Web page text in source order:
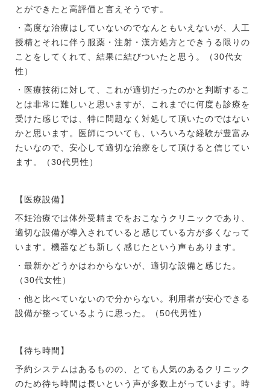
とができたと高評価と言えそうです。
・高度な治療はしていないのでなんともいえないが、人工
授精とそれに伴う服薬・注射・漢方処方とできうる限りの
ことをしてくれて、結果に結びついたと思う。（30代女
性）
・医療技術に対して、これが適切だったのかと判断するこ
とは非常に難しいと思いますが、これまでに何度も診療を
受けた感じでは、特に問題なく対処して頂いたのではない
かと思います。医師についても、いろいろな経験が豊富み
たいなので、安心して適切な治療をして頂けると信じてい
ます。（30代男性）
【医療設備】
不妊治療では体外受精までをおこなうクリニックであり、
適切な設備が導入されていると感じている方が多くなって
います。機器なども新しく感じたという声もあります。
・最新かどうかはわからないが、適切な設備と感じた。
（30代女性）
・他と比べていないので分からない。利用者が安心できる
設備が整っているように思った。（50代男性）
【待ち時間】
予約システムはあるものの、とても人気のあるクリニック
のため待ち時間は長いという声が多数上がっています。時